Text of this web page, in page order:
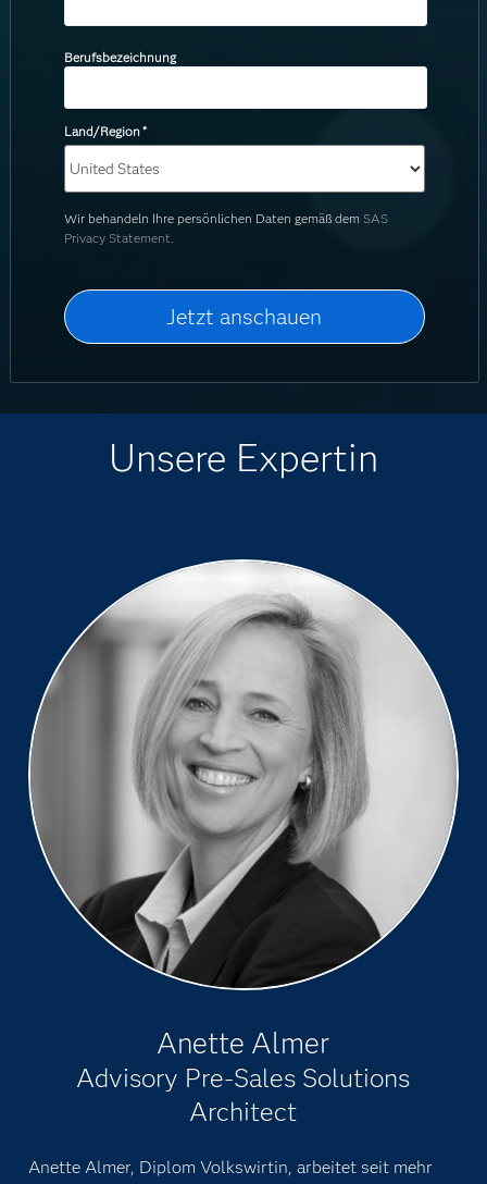
Berufsbezeichnung
Land/Region*
Wir behandeln Ihre persönlichen Daten gemäß dem SAS
Privacy Statement.
Unsere Expertin
Anette Almer
Advisory Pre-Sales Solutions
Architect
Anette Almer, Diplom Volkswirtin, arbeitet seit mehr